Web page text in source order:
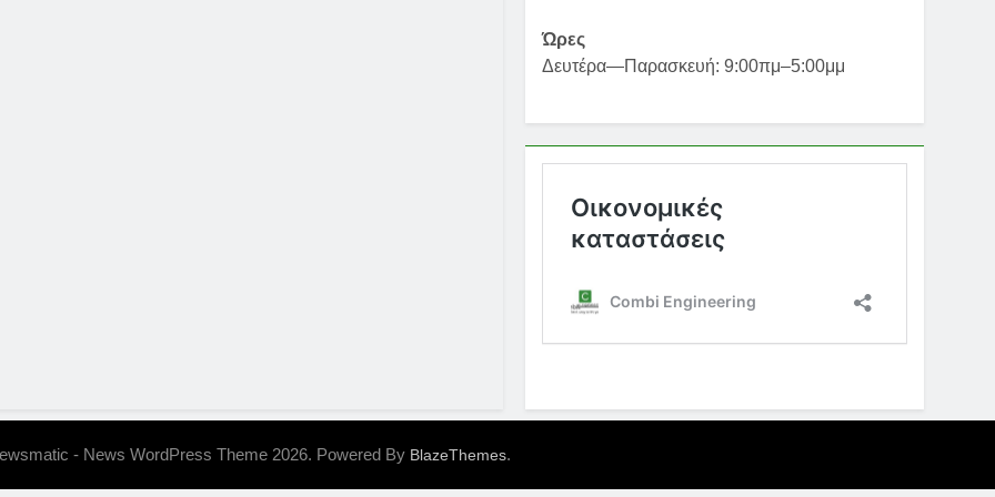
Ώρες
Δευτέρα—Παρασκευή: 9:00πμ–5:00μμ
- News WordPress Theme 2026. Powered By BlazeThemes.